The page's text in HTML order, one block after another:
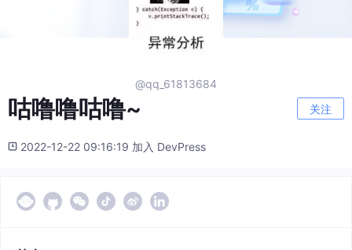
@qq_61813684
咕噜噜咕噜~ 关注
2022-12-22 09:16:19 加入 DevPress